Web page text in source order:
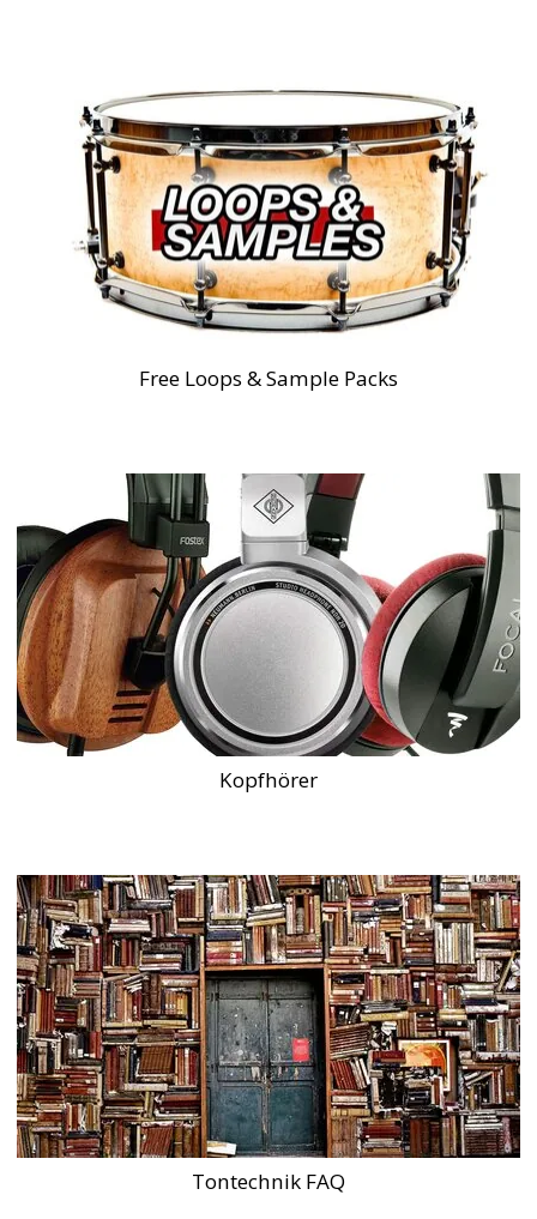
Free Loops & Sample Packs
Kopfhörer
Tontechnik FAQ